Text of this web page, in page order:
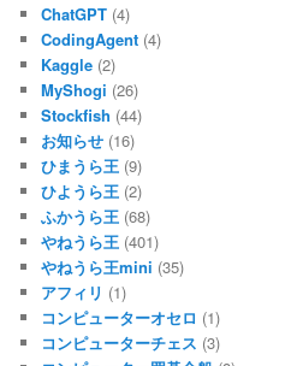
ChatGPT (4)
CodingAgent (4)
Kaggle (2)
MyShogi (26)
Stockfish (44)
お知らせ (16)
ひまうら王 (9)
ひようら王 (2)
ふかうら王 (68)
やねうら王 (401)
やねうら王mini (35)
アフィリ (1)
コンピューターオセロ (1)
コンピューターチェス (3)